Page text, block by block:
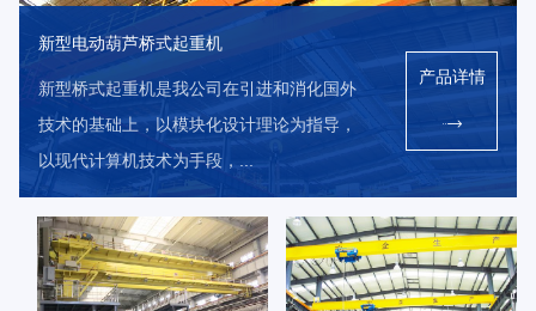
新型电动葫芦桥式起重机
新型桥式起重机是我公司在引进和消化国外
技术的基础上，以模块化设计理论为指导，
以现代计算机技术为手段，...
产品详情